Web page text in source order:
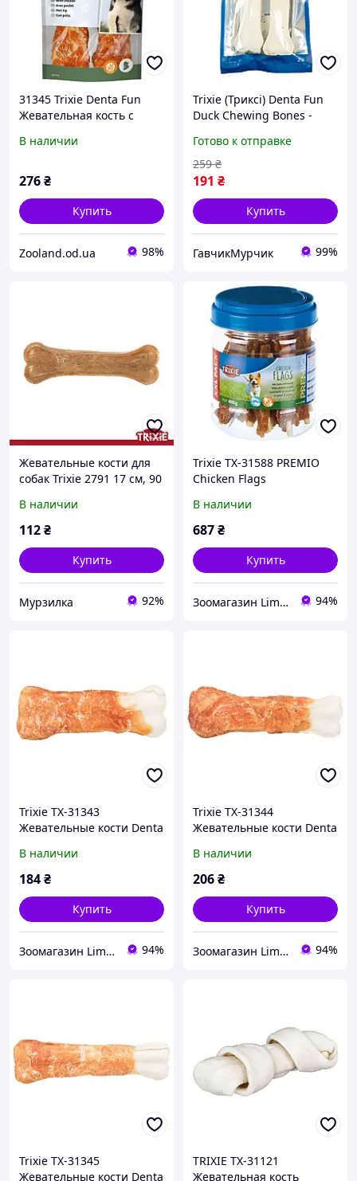
31345 Trixie Denta Fun
Жевательная кость с
В наличии
276₴
Купить
Zooland.od.ua 98%
Trixie (Триксі) Denta Fun
Duck Chewing Bones -
собак с уткой, 120 г/2 шт
(ГМ_0001279)
Готово к отправке
191 ₴
259 ₴
Купить
ГавчикМурчик 99%
Жевательные кости для
собак Trixie 2791 17 см, 90
В наличии
112₴
Купить
Мурзилка 92%
Trixie TX-31588 PREMIO
Chicken Flags
куриной грудкой для
собак - 400 г
В наличии
687₴
Купить
Зоомагазин Limpopo - limpopo.prom.ua 94%
Trixie TX-31343
Жевательные кости Denta
см, 120 г, 2 шт
В наличии
184₴
Купить
Зоомагазин Limpopo - limpopo.prom.ua 94%
Trixie TX-31344
Жевательные кости Denta
см, 140 г,
В наличии
206₴
Купить
Зоомагазин Limpopo - limpopo.prom.ua 94%
Trixie TX-31345
Жевательные кости Denta
TRIXIE TX-31121
Жевательная кость